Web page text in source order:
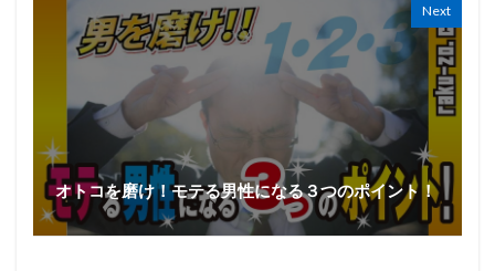
Next
オトコを磨け！モテる男性になる３つのポイント！